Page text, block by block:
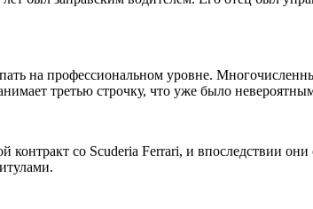
на профессиональном уровне.
третью строчку, что уже было
со Scuderia Ferrari, и впоследствии